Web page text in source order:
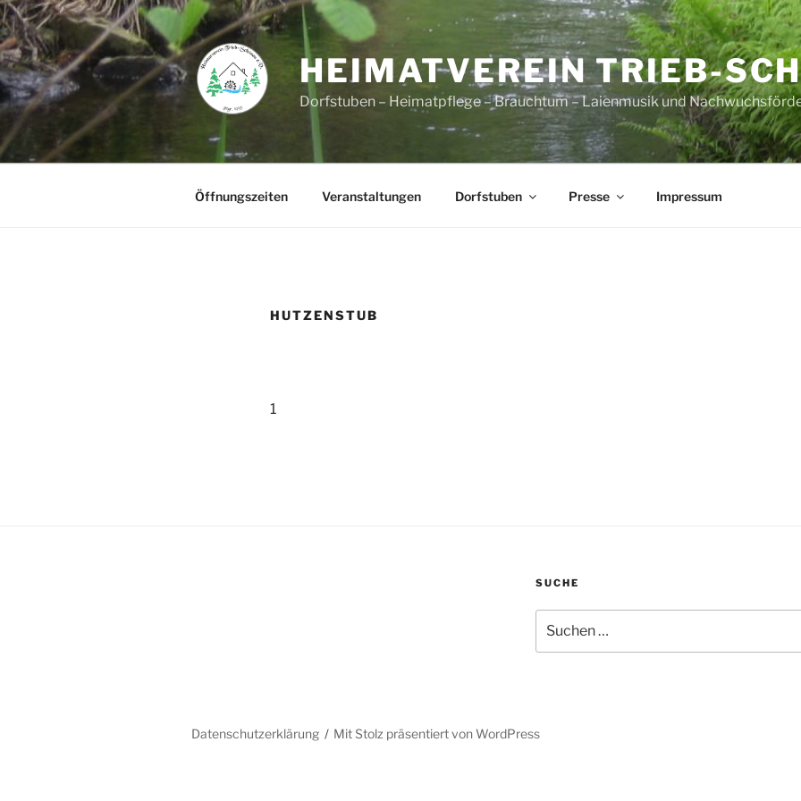
Zum
Inhalt
springen
HEIMATVEREIN TRIEB-
Dorfstuben – Heimatpflege – Brauchtum – Laienmusik und
Öffnungszeiten Veranstaltungen Dorfstuben Presse Impressum
HUTZENSTUB
1
SUCHE
nach:
Datenschutzerklärung Mit Stolz präsentiert von WordPress